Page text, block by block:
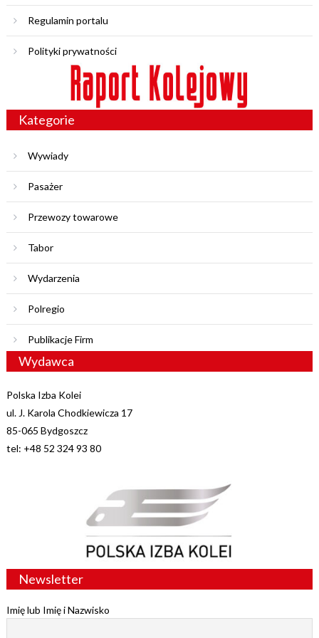
Regulamin portalu
Polityki prywatności
Kategorie
Wywiady
Pasażer
Przewozy towarowe
Tabor
Wydarzenia
Polregio
Publikacje Firm
Wydawca
Polska Izba Kolei
ul. J. Karola Chodkiewicza 17
85-065 Bydgoszcz
tel: +48 52 324 93 80
Newsletter
Imię lub Imię i Nazwisko